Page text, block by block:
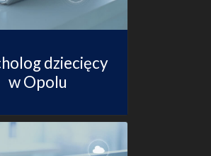
dziecięcy
w Opolu